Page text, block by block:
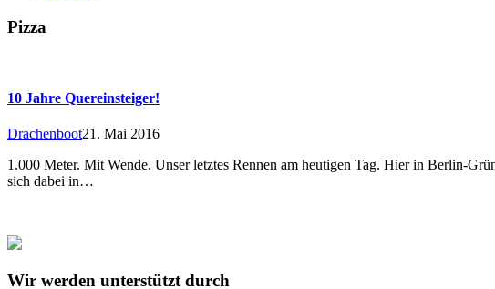
Pizza
10 Jahre Quereinsteiger!
Drachenboot21. Mai 2016
1.000 Meter. Mit Wende. Unser letztes Rennen am heutigen Tag. Hier in Berlin-
sich dabei in…
Wir werden unterstützt durch